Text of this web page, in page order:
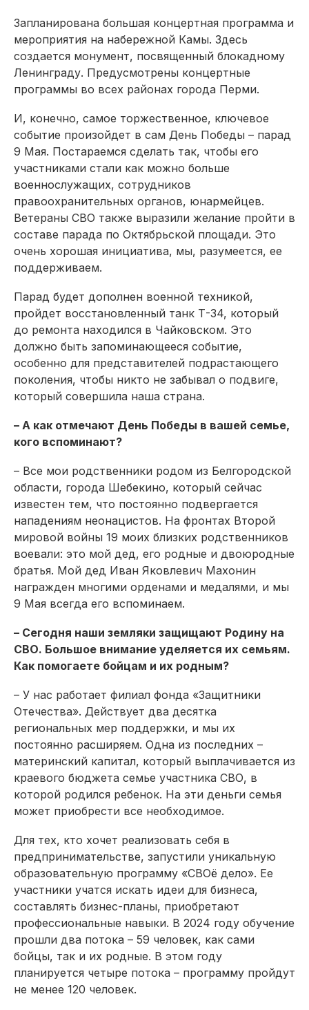
Запланирована большая концертная программа и
мероприятия на набережной Камы. Здесь
создается монумент, посвященный блокадному
Ленинграду. Предусмотрены концертные
программы во всех районах города Перми.
И, конечно, самое торжественное, ключевое
событие произойдет в сам День Победы – парад
9 Мая. Постараемся сделать так, чтобы его
участниками стали как можно больше
военнослужащих, сотрудников
правоохранительных органов, юнармейцев.
Ветераны СВО также выразили желание пройти в
составе парада по Октябрьской площади. Это
очень хорошая инициатива, мы, разумеется, ее
поддерживаем.
Парад будет дополнен военной техникой,
пройдет восстановленный танк Т-34, который
до ремонта находился в Чайковском. Это
должно быть запоминающееся событие,
особенно для представителей подрастающего
поколения, чтобы никто не забывал о подвиге,
который совершила наша страна.
– А как отмечают День Победы в вашей семье,
кого вспоминают?
– Все мои родственники родом из Белгородской
области, города Шебекино, который сейчас
известен тем, что постоянно подвергается
нападениям неонацистов. На фронтах Второй
мировой войны 19 моих близких родственников
воевали: это мой дед, его родные и двоюродные
братья. Мой дед Иван Яковлевич Махонин
награжден многими орденами и медалями, и мы
9 Мая всегда его вспоминаем.
– Сегодня наши земляки защищают Родину на
СВО. Большое внимание уделяется их семьям.
Как помогаете бойцам и их родным?
– У нас работает филиал фонда «Защитники
Отечества». Действует два десятка
региональных мер поддержки, и мы их
постоянно расширяем. Одна из последних –
материнский капитал, который выплачивается из
краевого бюджета семье участника СВО, в
которой родился ребенок. На эти деньги семья
может приобрести все необходимое.
Для тех, кто хочет реализовать себя в
предпринимательстве, запустили уникальную
образовательную программу «СВОё дело». Ее
участники учатся искать идеи для бизнеса,
составлять бизнес-планы, приобретают
профессиональные навыки. В 2024 году обучение
прошли два потока – 59 человек, как сами
бойцы, так и их родные. В этом году
планируется четыре потока – программу пройдут
не менее 120 человек.